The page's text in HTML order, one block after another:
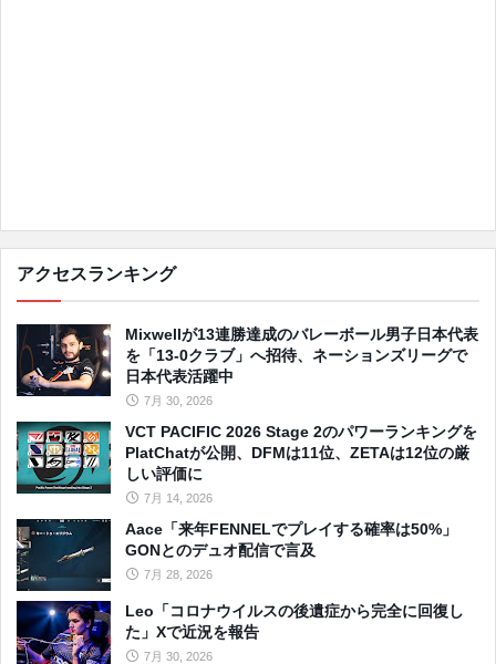
アクセスランキング
Mixwellが13連勝達成のバレーボール男子日本代表
を「13-0クラブ」へ招待、ネーションズリーグで
日本代表活躍中
7月 30, 2026
VCT PACIFIC 2026 Stage 2のパワーランキングを
PlatChatが公開、DFMは11位、ZETAは12位の厳
しい評価に
7月 14, 2026
Aace「来年FENNELでプレイする確率は50%」
GONとのデュオ配信で言及
7月 28, 2026
Leo「コロナウイルスの後遺症から完全に回復し
た」Xで近況を報告
7月 30, 2026